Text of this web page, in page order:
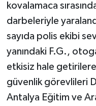
kovalamaca
darbeleriyle
sayıda polis ekibi
yanındaki F.G.,
etkisiz hale
güvenlik görevlileri
Antalya Eğitim ve